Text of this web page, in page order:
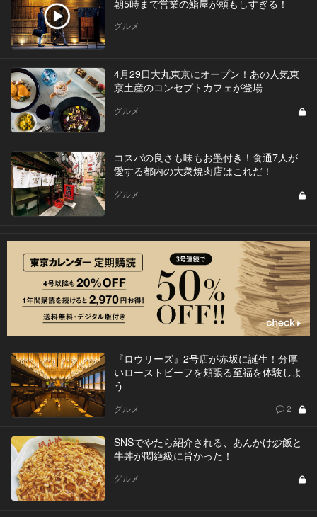
朝5時まで営業の鮨屋が頼もしすぎる！
グルメ
4月29日大丸東京にオープン！あの人気東
京土産のコンセプトカフェが登場
グルメ
コスパの良さも味もお墨付き！食通7人が
愛する都内の大衆焼肉店はこれだ！
グルメ
『ロウリーズ』2号店が赤坂に誕生！分厚
いローストビーフを頬張る至福を体験しよ
う
グルメ 2
SNSでやたら紹介される、あんかけ炒飯と
牛丼が悶絶級に旨かった！
グルメ